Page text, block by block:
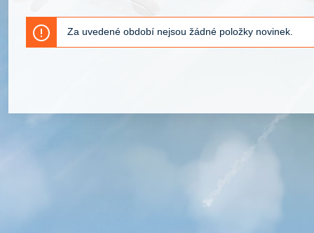
Za uvedené období nejsou žádné položky novinek.